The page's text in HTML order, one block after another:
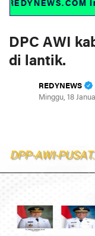
REDYNEWS.COM
DPC AWI
di lantik.
REDYNEWS
Minggu, 18